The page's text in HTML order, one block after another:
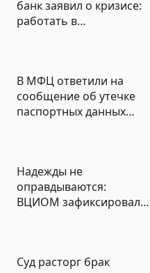
банк заявил о кризисе:
работать в
В МФЦ ответили на
сообщение об утечке
паспортных данных
Надежды не
оправдываются:
ВЦИОМ зафиксировал
Суд расторг брак